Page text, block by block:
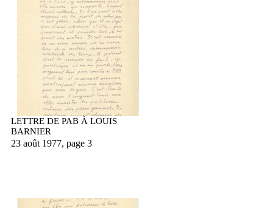
LETTRE DE PAB À LOUIS
BARNIER
23 août 1977, page 3